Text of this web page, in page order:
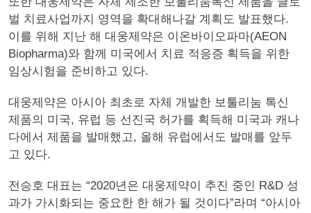
벌 치료사업까지 영역을 확대해나갈 계획도 발표했다.
이를 위해 지난 해 대웅제약은 이온바이오파마(AEON
Biopharma)와 함께 미국에서 치료 적응증 획득을 위한
임상시험을 준비하고 있다.
대웅제약은 아시아 최초로 자체 개발한 보툴리눔 톡신
제품의 미국, 유럽 등 선진국 허가를 획득해 미국과 캐나
다에서 제품을 발매했고, 올해 유럽에서도 발매를 앞두
고 있다.
전승호 대표는 “2020년은 대웅제약이 추진 중인 R&D 성
과가 가시화되는 중요한 한 해가 될 것이다”라며 “아시아